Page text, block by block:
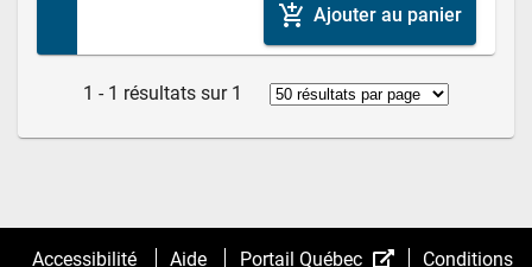
add_shopping_cart Ajouter au panier
1 - 1 résultats sur 1
Accessibilité Aide Portail Québec (CetConditions